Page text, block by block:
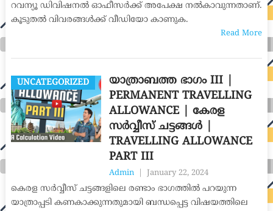
റവന്യൂ ഡിവിഷനൽ ഓഫീസർക്ക് അപേക്ഷ നൽകാവുന്നതാണ്.
കൂടുതൽ വിവരങ്ങൾക്ക് വീഡിയോ കാണുക.
Read More
UNCATEGORIZED
യാത്രാബത്ത ഭാഗം III |
PERMANENT TRAVELLING
ALLOWANCE | കേരള
സർവ്വീസ് ചട്ടങ്ങൾ |
TRAVELLING ALLOWANCE
PART III
Admin January 22, 2024
കെരള സർവ്വീസ് ചട്ടങ്ങളിലെ രണ്ടാം ഭാഗത്തിൽ പറയുന്ന
യാത്രാപ്പടി കണകാക്കുന്നതുമായി ബന്ധപ്പെട്ട വിഷയത്തിലെ